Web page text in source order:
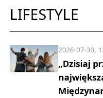
LIFESTYLE
„Dzisiaj
2026-07-30,